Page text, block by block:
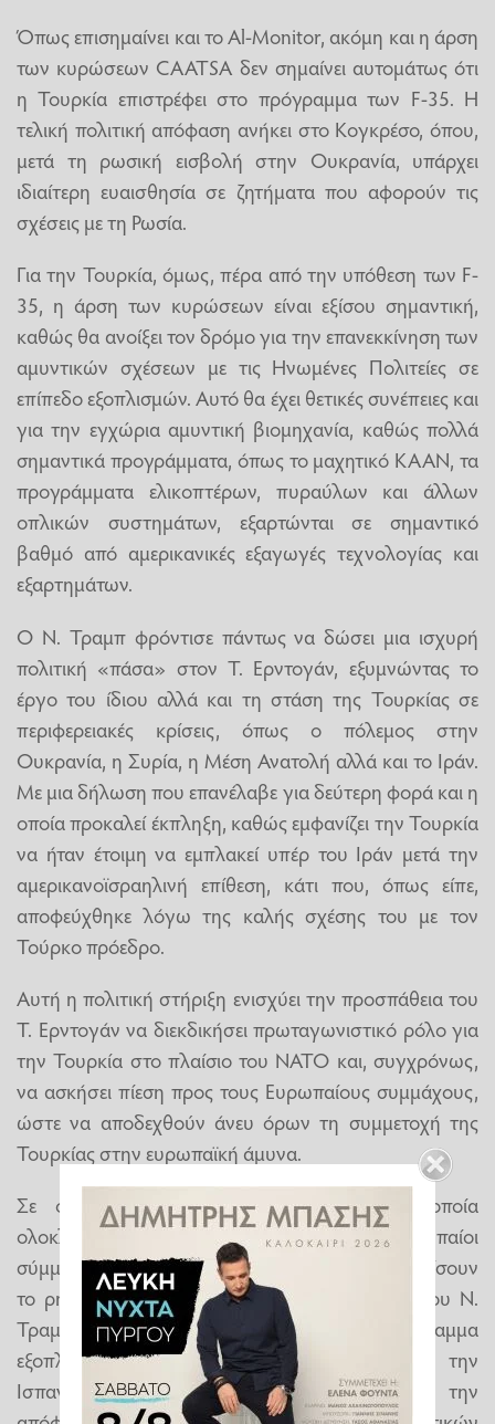
Όπως επισημαίνει και το Al-Monitor, ακόμη και η άρση
των κυρώσεων CAATSA δεν σημαίνει αυτομάτως ότι
η Τουρκία επιστρέφει στο πρόγραμμα των F-35. Η
τελική πολιτική απόφαση ανήκει στο Κογκρέσο, όπου,
μετά τη ρωσική εισβολή στην Ουκρανία, υπάρχει
ιδιαίτερη ευαισθησία σε ζητήματα που αφορούν τις
σχέσεις με τη Ρωσία.
Για την Τουρκία, όμως, πέρα από την υπόθεση των F-
35, η άρση των κυρώσεων είναι εξίσου σημαντική,
καθώς θα ανοίξει τον δρόμο για την επανεκκίνηση των
αμυντικών σχέσεων με τις Ηνωμένες Πολιτείες σε
επίπεδο εξοπλισμών. Αυτό θα έχει θετικές συνέπειες και
για την εγχώρια αμυντική βιομηχανία, καθώς πολλά
σημαντικά προγράμματα, όπως το μαχητικό KAAN, τα
προγράμματα ελικοπτέρων, πυραύλων και άλλων
οπλικών συστημάτων, εξαρτώνται σε σημαντικό
βαθμό από αμερικανικές εξαγωγές τεχνολογίας και
εξαρτημάτων.
Ο Ν. Τραμπ φρόντισε πάντως να δώσει μια ισχυρή
πολιτική «πάσα» στον Τ. Ερντογάν, εξυμνώντας το
έργο του ίδιου αλλά και τη στάση της Τουρκίας σε
περιφερειακές κρίσεις, όπως ο πόλεμος στην
Ουκρανία, η Συρία, η Μέση Ανατολή αλλά και το Ιράν.
Με μια δήλωση που επανέλαβε για δεύτερη φορά και η
οποία προκαλεί έκπληξη, καθώς εμφανίζει την Τουρκία
να ήταν έτοιμη να εμπλακεί υπέρ του Ιράν μετά την
αμερικανοϊσραηλινή επίθεση, κάτι που, όπως είπε,
αποφεύχθηκε λόγω της καλής σχέσης του με τον
Τούρκο πρόεδρο.
Αυτή η πολιτική στήριξη ενισχύει την προσπάθεια του
Τ. Ερντογάν να διεκδικήσει πρωταγωνιστικό ρόλο για
την Τουρκία στο πλαίσιο του ΝΑΤΟ και, συγχρόνως,
να ασκήσει πίεση προς τους Ευρωπαίους συμμάχους,
ώστε να αποδεχθούν άνευ όρων τη συμμετοχή της
Τουρκίας στην ευρωπαϊκή άμυνα.
Σε ό,τι αφορά τη Σύνοδο Κορυφής, η οποία
ολοκληρώνεται σήμερα το απόγευμα, οι Ευρωπαίοι
σύμμαχοι και ο Καναδάς θα επιχειρήσουν να κλείσουν
το ρήγμα που έχουν προκαλέσει οι επιλογές του Ν.
Τραμπ, παρουσιάζοντας ένα μεγάλο πρόγραμμα
εξοπλισμών, αν και αρκετές χώρες, με πρώτη την
Ισπανία, αρνούνται να συμμορφωθούν με την